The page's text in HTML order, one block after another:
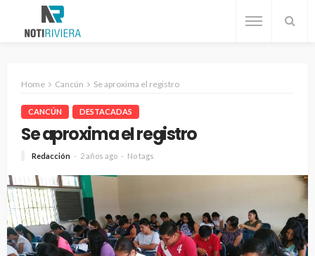
Home Cancún Se aproxima el registro
CANCÚN DESTACADAS
Se aproxima el registro
Redacción 2 años ago No tags